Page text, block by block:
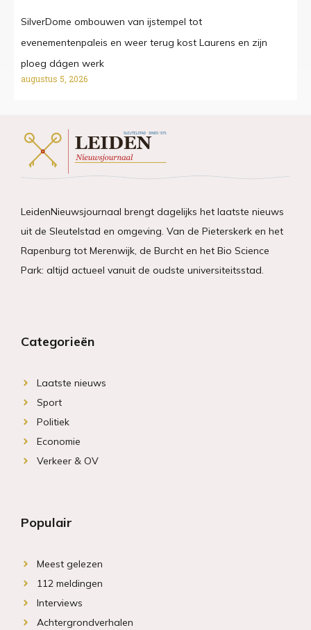
SilverDome ombouwen van ijstempel tot
evenementenpaleis en weer terug kost Laurens en zijn
ploeg dágen werk
augustus 5, 2026
LeidenNieuwsjournaal brengt dagelijks het laatste nieuws
uit de Sleutelstad en omgeving. Van de Pieterskerk en het
Rapenburg tot Merenwijk, de Burcht en het Bio Science
Park: altijd actueel vanuit de oudste universiteitsstad.
Categorieën
Laatste nieuws
Sport
Politiek
Economie
Verkeer & OV
Populair
Meest gelezen
112 meldingen
Interviews
Achtergrondverhalen